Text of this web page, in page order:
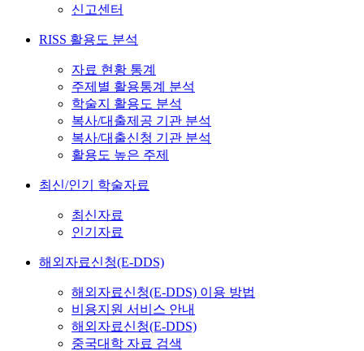
신고센터
RISS 활용도 분석
자료 현황 통계
주제별 활용통계 분석
학술지 활용도 분석
복사/대출제공 기관 분석
복사/대출신청 기관 분석
활용도 높은 주제
최신/인기 학술자료
최신자료
인기자료
해외자료신청(E-DDS)
해외자료신청(E-DDS) 이용 방법
비용지원 서비스 안내
해외자료신청(E-DDS)
중국대학 자료 검색